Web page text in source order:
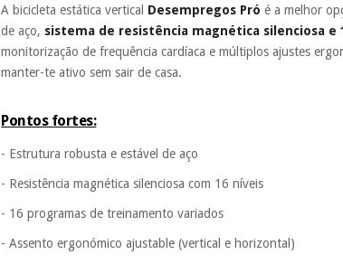
A bicicleta estática vertical Desempregos Pró é a melhor
de aço, sistema de resistência magnética silenciosa
monitorização de frequência cardíaca e múltiplos ajustes
manter-te ativo sem sair de casa.
Pontos fortes:
- Estrutura robusta e estável de aço
- Resistência magnética silenciosa com 16 níveis
- 16 programas de treinamento variados
- Assento ergonómico ajustable (vertical e horizontal)